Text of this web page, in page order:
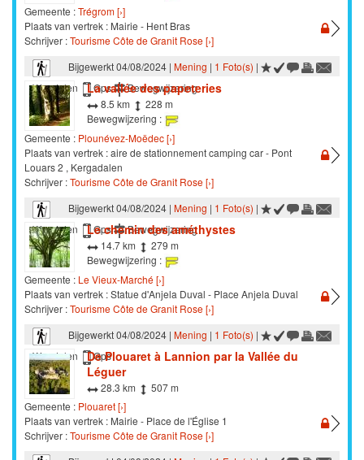
Gemeente :Trégrom [›]
Plaats van vertrek : Mairie - Hent Bras
Schrijver :Tourisme Côte de Granit Rose [›]
Bijgewerkt 04/08/2024 | Mening | 1 Foto(s) |
Wandelen
Gps Bewegwijzering
La vallée des papeteries
8.5 km
228 m
Bewegwijzering :
Gemeente : Plounévez-Moëdec [›]
Plaats van vertrek : aire de stationnement camping car - Pont
Louars 2 , Kergadalen
Schrijver :Tourisme Côte de Granit Rose [›]
Bijgewerkt 04/08/2024 | Mening | 1 Foto(s) |
Wandelen
Gps Bewegwijzering
Le chemin des améthystes
14.7 km
279 m
Bewegwijzering :
Gemeente : Le Vieux-Marché [›]
Plaats van vertrek : Statue d'Anjela Duval - Place Anjela Duval
Schrijver :Tourisme Côte de Granit Rose [›]
Bijgewerkt 04/08/2024 | Mening | 1 Foto(s) |
Wandelen
Gps
De Plouaret à Lannion par la Vallée du
Léguer
28.3 km
507 m
Gemeente : Plouaret [›]
Plaats van vertrek : Mairie - Place de l'Église 1
Schrijver :Tourisme Côte de Granit Rose [›]